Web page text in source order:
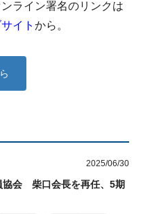
ライン署名のリンクは
イト から。
2025/06/30
協会 柴口会長を再任、5期